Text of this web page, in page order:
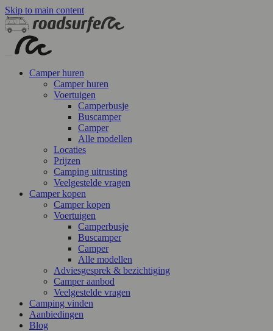
Skip to main content
Camper huren
Camper huren
Voertuigen
Camperbusje
Buscamper
Camper
Alle modellen
Locaties
Prijzen
Camping uitrusting
Veelgestelde vragen
Camper kopen
Camper kopen
Voertuigen
Camperbusje
Buscamper
Camper
Alle modellen
Adviesgesprek & bezichtiging
Camper aanbod
Veelgestelde vragen
Camping vinden
Aanbiedingen
Blog